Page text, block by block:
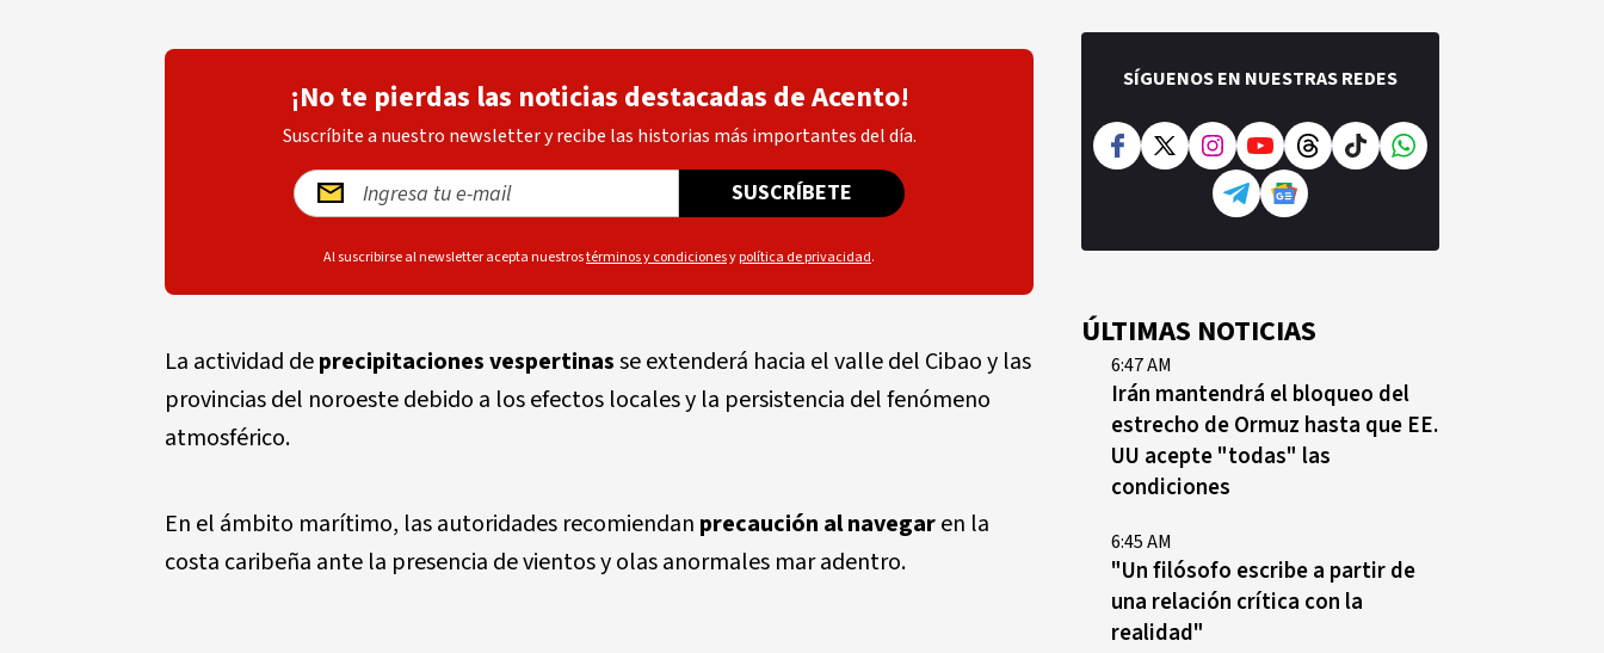
¡No te pierdas las noticias destacadas de Acento!
Suscríbite a nuestro newsletter y recibe las historias más importantes del día.
SUSCRÍBETE
Al suscribirse al newsletter acepta nuestrostérminos y condicionesypolítica de privacidad.
La actividad deprecipitaciones vespertinasse extenderá hacia el valle del Cibao y las
provincias del noroeste debido a los efectos locales y la persistencia del fenómeno
atmosférico.
En el ámbito marítimo, las autoridades recomiendan precaución al navegaren la
costa caribeña ante la presencia de vientos y olas anormales mar adentro.
SÍGUENOS EN NUESTRAS REDES
ÚLTIMAS NOTICIAS
6:47 AM
Irán mantendrá el bloqueo del
estrecho de Ormuz hasta que EE.
UU acepte "todas" las
condiciones
6:45 AM
"Un filósofo escribe a partir de
una relación crítica con la
realidad"